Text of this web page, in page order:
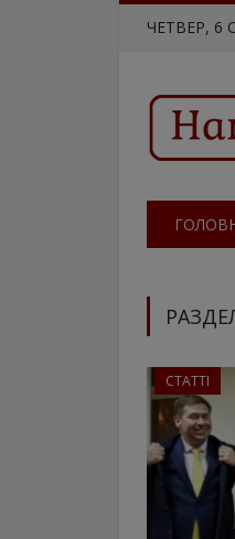
ЧЕТВЕР, 6
СТАТТІ